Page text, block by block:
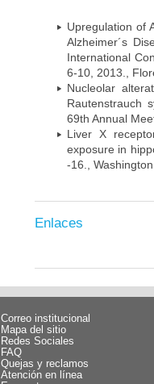
Upregulation of
Alzheimer´s
International
6-10, 2013.,
Nucleolar
Rautenstrauch
69th Annual
Liver X
exposure in
-16.,
Enlaces
Correo institucional
Mapa del sitio
Redes Sociales
FAQ
Quejas y reclamos
Atención en línea